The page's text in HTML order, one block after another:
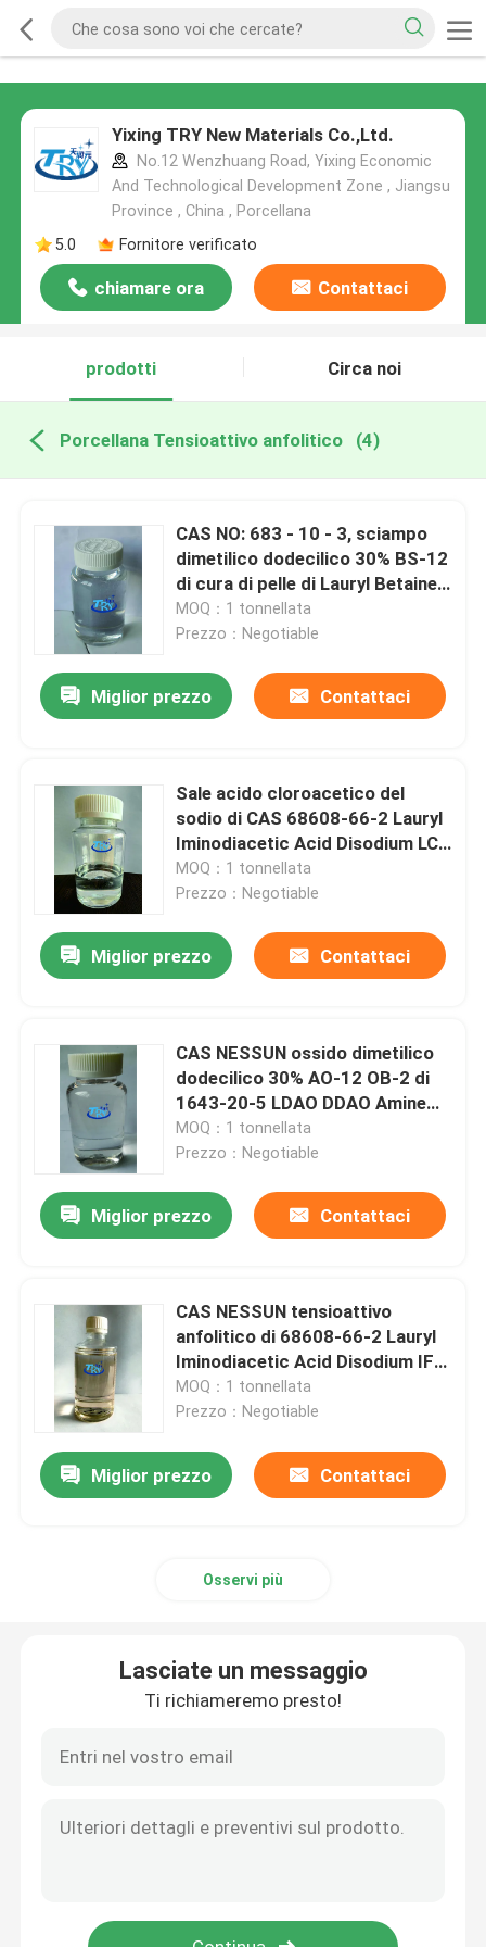
Yixing TRY New Materials Co.,Ltd.
No.12 Wenzhuang Road, Yixing Economic
And Technological Development Zone , Jiangsu
Province , China , Porcellana
5.0
Fornitore verificato
chiamare ora Contattaci
prodotti Circa noi
Porcellana Tensioattivo anfolitico (4)
CAS NO: 683 - 10 - 3, sciampo
dimetilico dodecilico 30% BS-12
di cura di pelle di Lauryl Betaine
For Hair In della betaina
MOQ：1 tonnellata
Prezzo：Negotiable
Miglior prezzo Contattaci
Sale acido cloroacetico del
sodio di CAS 68608-66-2 Lauryl
Iminodiacetic Acid Disodium LC-
35
MOQ：1 tonnellata
Prezzo：Negotiable
Miglior prezzo Contattaci
CAS NESSUN ossido dimetilico
dodecilico 30% AO-12 OB-2 di
1643-20-5 LDAO DDAO Amine
Oxide Lauryl Dimethyl Amine
MOQ：1 tonnellata
Prezzo：Negotiable
Miglior prezzo Contattaci
CAS NESSUN tensioattivo
anfolitico di 68608-66-2 Lauryl
Iminodiacetic Acid Disodium IF-
35
MOQ：1 tonnellata
Prezzo：Negotiable
Miglior prezzo Contattaci
Osservi più
Lasciate un messaggio
Ti richiameremo presto!